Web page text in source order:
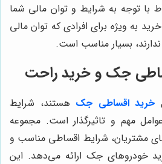
با توجه به شرایط و توان مالی شما
به ویژه برای افرادی که توان مالی
بسیار مناسب است.
جک و خرید راحت
خریداقساطی جک هستند، شرایط
مهم و تاثیرگذار است. مجموعه
مشتریان، شرایط اقساطی مناسب و
خودروهای جک ارائه می‌دهد. این